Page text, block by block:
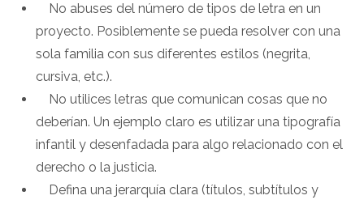
No abuses del número de tipos de letra en un
proyecto. Posiblemente se pueda resolver con una
sola familia con sus diferentes estilos (negrita,
cursiva, etc.).
No utilices letras que comunican cosas que no
deberían. Un ejemplo claro es utilizar una tipografía
infantil y desenfadada para algo relacionado con el
derecho o la justicia.
Defina una jerarquía clara (títulos, subtítulos y